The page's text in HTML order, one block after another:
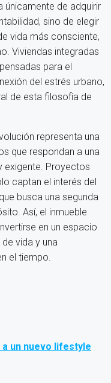
únicamente de adquirir
sino de elegir
vida más consciente,
Viviendas integradas
para el
del estrés urbano,
de esta filosofía de
representa una
que respondan a una
exigente. Proyectos
captan el interés del
busca una segunda
Así, el inmueble
en un espacio
vida y una
el tiempo.
un nuevo lifestyle